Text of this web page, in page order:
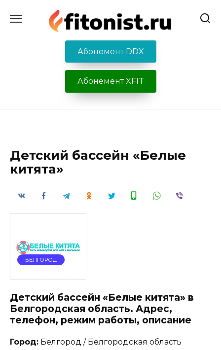
содержанию
Абонемент DDX
Абонемент XFIT
Детский бассейн «Белые
китята»
БЕЛГОРОД
Детский бассейн «Белые китята» в
Белгородская область. Адрес,
телефон, режим работы, описание
Город: Белгород / Белгородская область